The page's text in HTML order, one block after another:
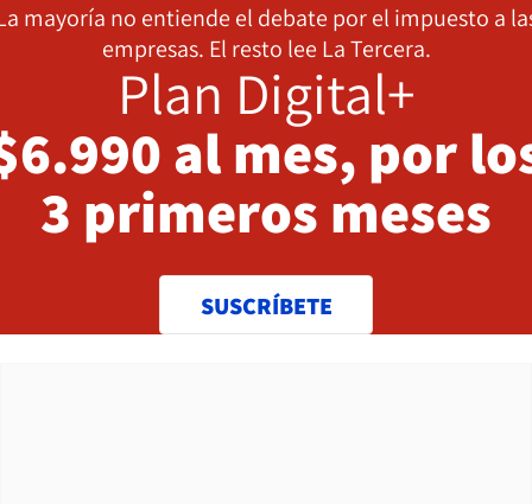
mayoría no entiende el debate por el impuesto a
empresas. El resto lee La Tercera.
Plan Digital+
al mes, por
3 primeros meses
SUSCRÍBETE